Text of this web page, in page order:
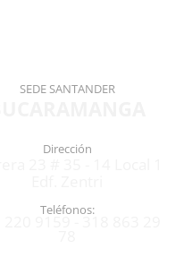
SEDE SANTANDER
Dirección
Teléfonos: